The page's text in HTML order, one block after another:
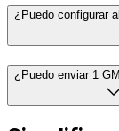
¿Puedo configurar
¿Puedo enviar 1